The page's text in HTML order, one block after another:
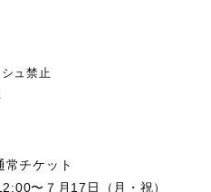
ュ禁止
チケット
〜７月17日（月・祝）